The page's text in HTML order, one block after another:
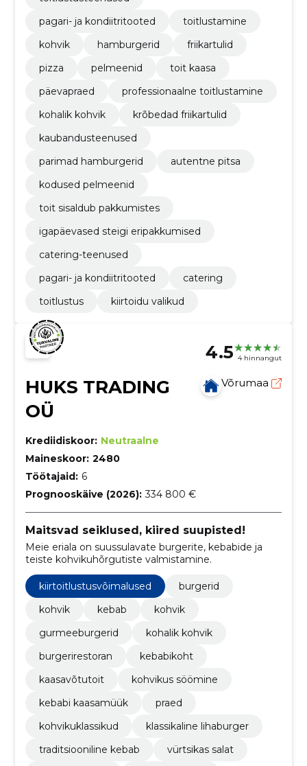
pagari- ja kondiitritooted
toitlustamine
kohvik
hamburgerid
friikartulid
pizza
pelmeenid
toit kaasa
päevapraed
professionaalne toitlustamine
kohalik kohvik
krõbedad friikartulid
kaubandusteenused
parimad hamburgerid
autentne pitsa
kodused pelmeenid
toit sisaldub pakkumistes
igapäevased steigi eripakkumised
catering-teenused
pagari- ja kondiitritooted
catering
toitlustus
kiirtoidu valikud
4.5 4 hinnangut
HUKS TRADING
OÜ
Võrumaa
Krediidiskoor: Neutraalne
Maineskoor: 2480
Töötajaid: 6
Prognooskäive (2026): 334 800 €
Maitsvad seiklused, kiired suupisted!
Meie eriala on suussulavate burgerite, kebabide ja
teiste kohvikuhõrgutiste valmistamine.
kiirtoitlustusvõimalused
burgerid
kohvik
kebab
kohvik
gurmeeburgerid
kohalik kohvik
burgerirestoran
kebabikoht
kaasavõtutoit
kohvikus söömine
kebabi kaasamüük
praed
kohvikuklassikud
klassikaline lihaburger
traditsiooniline kebab
vürtsikas salat